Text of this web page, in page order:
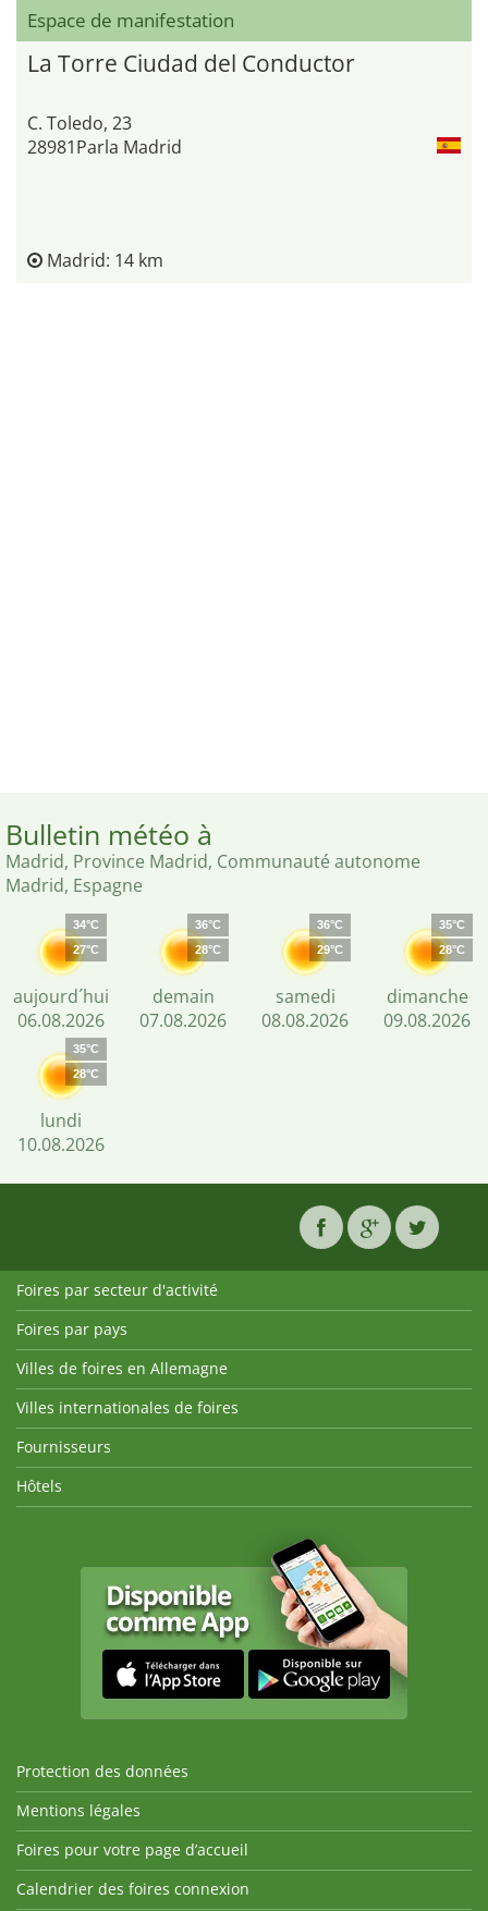
Espace de manifestation
La Torre Ciudad del Conductor
C. Toledo, 23
28981Parla Madrid
Madrid: 14 km
Bulletin météo à
Madrid, Province Madrid, Communauté autonome
Madrid, Espagne
34°C
27°C
aujourd´hui
06.08.2026
36°C
28°C
demain
07.08.2026
36°C
29°C
samedi
08.08.2026
35°C
28°C
dimanche
09.08.2026
35°C
28°C
lundi
10.08.2026
Foires par secteur d'activité
Foires par pays
Villes de foires en Allemagne
Villes internationales de foires
Fournisseurs
Hôtels
Protection des données
Mentions légales
Foires pour votre page d’accueil
Calendrier des foires connexion